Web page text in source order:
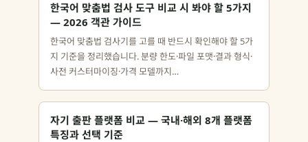
한국어 맞춤법 검사 도구 비교 시 봐야 할 5가지
— 2026 객관 가이드
한국어 맞춤법 검사기를 고를 때 반드시 확인해야 할 5가
지 기준을 정리했습니다. 분량 한도·파일 포맷·결과 형식·
사전 커스터마이징·가격 모델까지…
자기 출판 플랫폼 비교 — 국내·해외 8개 플랫폼
특징과 선택 기준